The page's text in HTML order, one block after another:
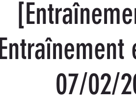
07/02/